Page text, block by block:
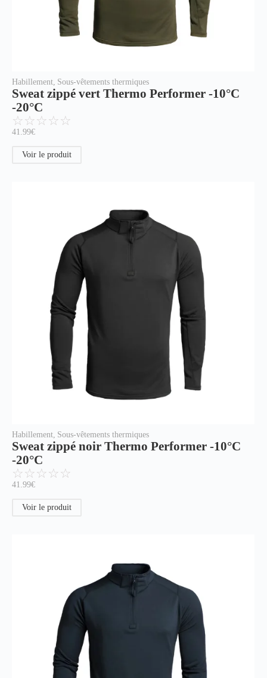
Habillement, Sous-vêtements thermiques
Sweat zippé vert Thermo Performer -10°C
-20°C
☆☆☆☆☆
41.99€
Voir le produit
Habillement, Sous-vêtements thermiques
Sweat zippé noir Thermo Performer -10°C
-20°C
☆☆☆☆☆
41.99€
Voir le produit